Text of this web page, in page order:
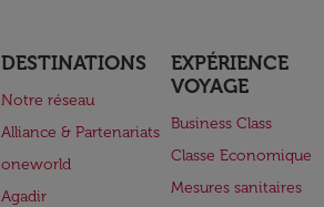
DESTINATIONS
Notre réseau
Alliance & Partenariats
oneworld
Agadir
EXPÉRIENCE
VOYAGE
Business Class
Classe Economique
Mesures sanitaires